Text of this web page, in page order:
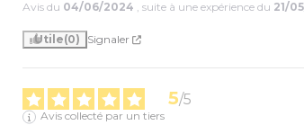
Avis du 04/06/2024 , suite à une expérience du 21/
Utile(0) Signaler
5/5
Avis collecté par un tiers